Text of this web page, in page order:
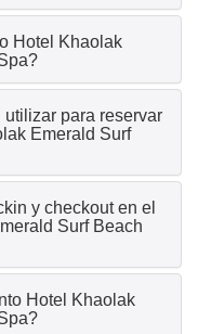
Hotel Khaolak
para reservar
Emerald Surf
y checkout en el
Surf Beach
Hotel Khaolak